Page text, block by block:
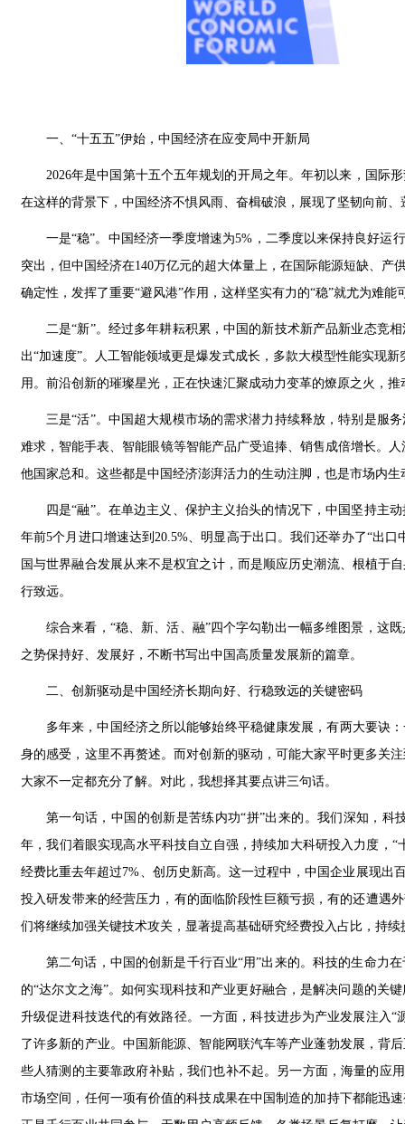
一、“十五五”伊始，中国经济在应变局中开新局
2026年是中国第十五个五年规划的开局之年。年初以来，国际
在这样的背景下，中国经济不惧风雨、奋楫破浪，展现了坚韧向前
一是“稳”。中国经济一季度增速为5%，二季度以来保持良好运
突出，但中国经济在140万亿元的超大体量上，在国际能源短缺、
确定性，发挥了重要“避风港”作用，这样坚实有力的“稳”就尤为难能
二是“新”。经过多年耕耘积累，中国的新技术新产品新业态竞
出“加速度”。人工智能领域更是爆发式成长，多款大模型性能实现
用。前沿创新的璀璨星光，正在快速汇聚成动力变革的燎原之火，
三是“活”。中国超大规模市场的需求潜力持续释放，特别是服
难求，智能手表、智能眼镜等智能产品广受追捧、销售成倍增长。
他国家总和。这些都是中国经济澎湃活力的生动注脚，也是市场内
四是“融”。在单边主义、保护主义抬头的情况下，中国坚持主
年前5个月进口增速达到20.5%、明显高于出口。我们还举办了“出
国与世界融合发展从来不是权宜之计，而是顺应历史潮流、根植于
行致远。
综合来看，“稳、新、活、融”四个字勾勒出一幅多维图景，这
之势保持好、发展好，不断书写出中国高质量发展新的篇章。
二、创新驱动是中国经济长期向好、行稳致远的关键密码
多年来，中国经济之所以能够始终平稳健康发展，有两大要诀
身的感受，这里不再赘述。而对创新的驱动，可能大家平时更多关
大家不一定都充分了解。对此，我想择其要点讲三句话。
第一句话，中国的创新是苦练内功“拼”出来的。我们深知，
年，我们着眼实现高水平科技自立自强，持续加大科研投入力度，
经费比重去年超过7%、创历史新高。这一过程中，中国企业展现出
投入研发带来的经营压力，有的面临阶段性巨额亏损，有的还遭遇
们将继续加强关键技术攻关，显著提高基础研究经费投入占比，持
第二句话，中国的创新是千行百业“用”出来的。科技的生命力
的“达尔文之海”。如何实现科技和产业更好融合，是解决问题的关
升级促进科技迭代的有效路径。一方面，科技进步为产业发展注入
了许多新的产业。中国新能源、智能网联汽车等产业蓬勃发展，背
些人猜测的主要靠政府补贴，我们也补不起。另一方面，海量的应
市场空间，任何一项有价值的科技成果在中国制造的加持下都能迅